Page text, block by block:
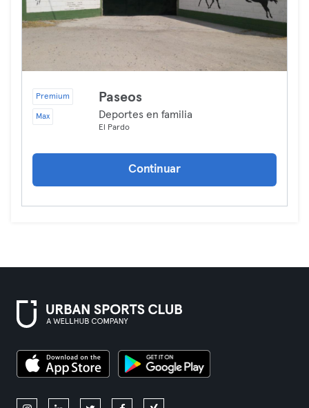
Premium
Max
Paseos
Deportes en familia
El Pardo
Continuar